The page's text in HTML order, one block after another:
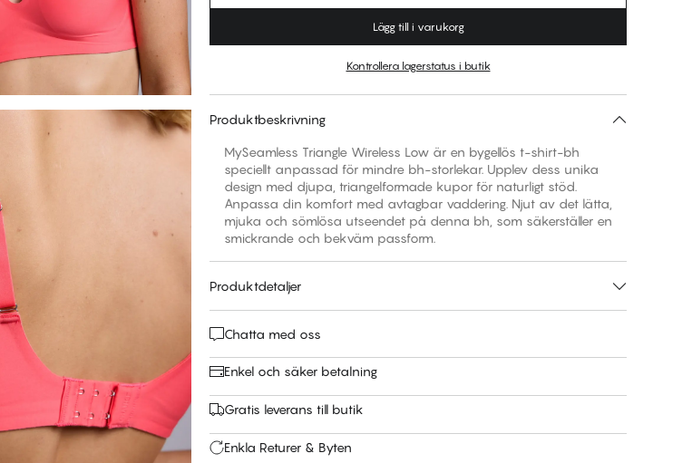
Lägg till i varukorg
Kontrollera lagerstatus i butik
Produktbeskrivning
MySeamless Triangle Wireless Low är en bygellös t-shirt-bh
speciellt anpassad för mindre bh-storlekar. Upplev dess unika
design med djupa, triangelformade kupor för naturligt stöd.
Anpassa din komfort med avtagbar vaddering. Njut av det lätta,
mjuka och sömlösa utseendet på denna bh, som säkerställer en
smickrande och bekväm passform.
Produktdetaljer
Chatta med oss
Enkel och säker betalning
Gratis leverans till butik
Enkla Returer & Byten